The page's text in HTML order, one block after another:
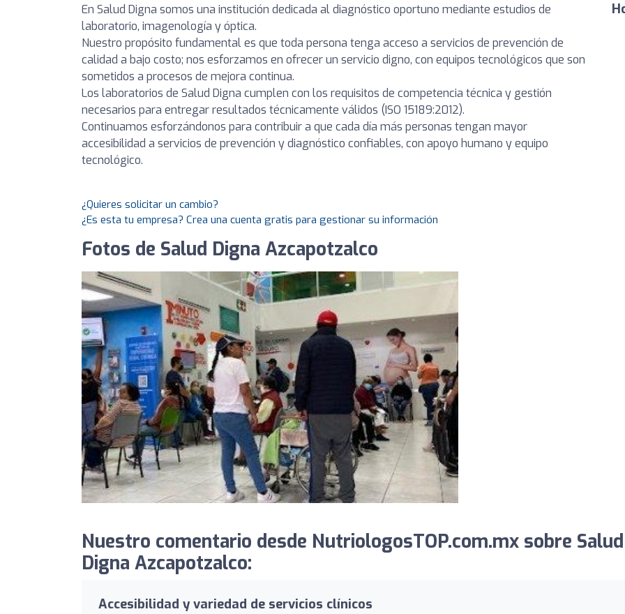
En Salud Digna somos una institución dedicada al diagnóstico oportuno mediante estudios de
laboratorio, imagenología y óptica.
Nuestro propósito fundamental es que toda persona tenga acceso a servicios de prevención de
calidad a bajo costo; nos esforzamos en ofrecer un servicio digno, con equipos tecnológicos que son
sometidos a procesos de mejora continua.
Los laboratorios de Salud Digna cumplen con los requisitos de competencia técnica y gestión
necesarios para entregar resultados técnicamente válidos (ISO 15189:2012).
Continuamos esforzándonos para contribuir a que cada día más personas tengan mayor
accesibilidad a servicios de prevención y diagnóstico confiables, con apoyo humano y equipo
tecnológico.
¿Quieres solicitar un cambio?
¿Es esta tu empresa? Crea una cuenta gratis para gestionar su información
Fotos de Salud Digna Azcapotzalco
Nuestro comentario desde NutriologosTOP.com.mx sobre Salud
Digna Azcapotzalco:
Accesibilidad y variedad de servicios clínicos